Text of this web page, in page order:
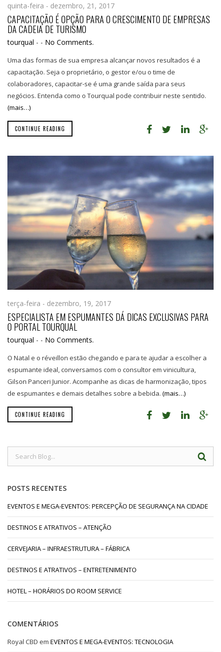
quinta-feira - dezembro, 21, 2017
CAPACITAÇÃO É OPÇÃO PARA O CRESCIMENTO DE EMPRESAS
DA CADEIA DE TURISMO
tourqual - - No Comments.
Uma das formas de sua empresa alcançar novos resultados é a
capacitação. Seja o proprietário, o gestor e/ou o time de
colaboradores, capacitar-se é uma grande saída para seus
negócios. Entenda como o Tourqual pode contribuir neste sentido.
(mais…)
CONTINUE READING
terça-feira - dezembro, 19, 2017
ESPECIALISTA EM ESPUMANTES DÁ DICAS EXCLUSIVAS PARA
O PORTAL TOURQUAL
tourqual - - No Comments.
O Natal e o réveillon estão chegando e para te ajudar a escolher a
espumante ideal, conversamos com o consultor em vinicultura,
Gilson Panceri Junior. Acompanhe as dicas de harmonização, tipos
de espumantes e demais detalhes sobre a bebida. (mais…)
CONTINUE READING
POSTS RECENTES
EVENTOS E MEGA-EVENTOS: PERCEPÇÃO DE SEGURANÇA NA CIDADE
DESTINOS E ATRATIVOS – ATENÇÃO
CERVEJARIA – INFRAESTRUTURA – FÁBRICA
DESTINOS E ATRATIVOS – ENTRETENIMENTO
HOTEL – HORÁRIOS DO ROOM SERVICE
COMENTÁRIOS
Royal CBD em EVENTOS E MEGA-EVENTOS: TECNOLOGIA